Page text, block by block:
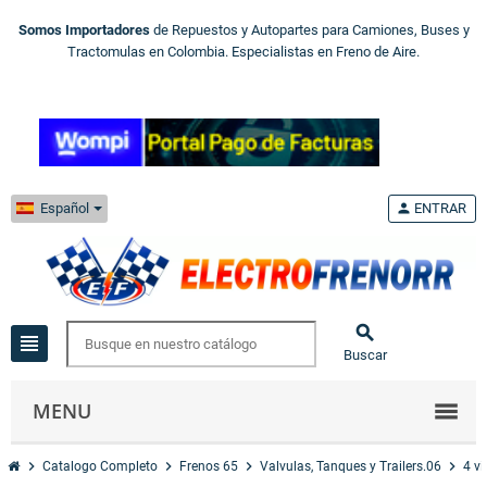
Somos Importadores de Repuestos y Autopartes para Camiones, Buses y
Tractomulas en Colombia. Especialistas en Freno de Aire.
Español
view_headline 
Buscar
person ENTRAR
MENU
chevron_right Catalogo Completo chevron_right Frenos 65 chevron_right Valvulas, Tanques y Trailers.06 chevron_right 4